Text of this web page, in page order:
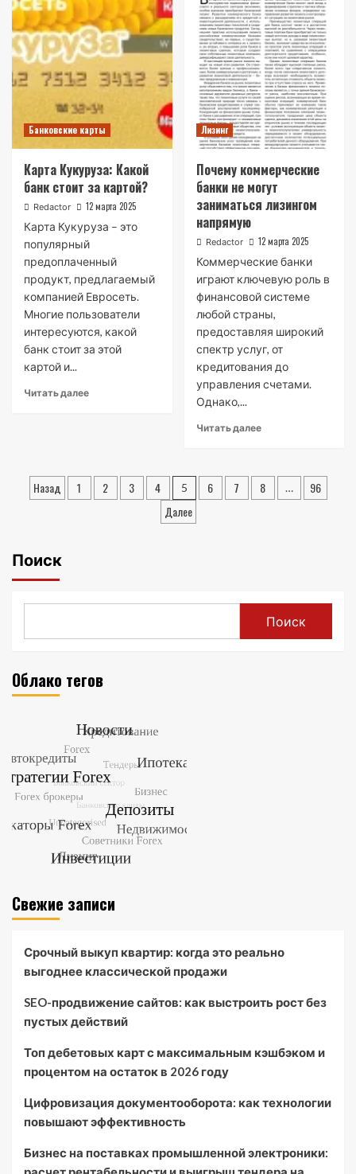
Банковские карты
Карта Кукуруза: Какой
банк стоит за картой?
Redactor 12 марта 2025
Карта Кукуруза – это
популярный
предоплаченный
продукт, предлагаемый
компанией Евросеть.
Многие пользователи
интересуются, какой
банк стоит за этой
картой и...
Читать далее
Лизинг
Почему коммерческие
банки не могут
заниматься лизингом
напрямую
Redactor 12 марта 2025
Коммерческие банки
играют ключевую роль в
финансовой системе
любой страны,
предоставляя широкий
спектр услуг, от
кредитования до
управления счетами.
Однако,...
Читать далее
Пагинация
Назад 1 2 3 4 5 6 7 8 …
96
Далее
Поиск
Поиск
Облако тегов
Свежие записи
Срочный выкуп квартир: когда это реально
выгоднее классической продажи
SEO-продвижение сайтов: как выстроить рост без
пустых действий
Топ дебетовых карт с максимальным кэшбэком и
процентом на остаток в 2026 году
Цифровизация документооборота: как технологии
повышают эффективность
Бизнес на поставках промышленной электроники: